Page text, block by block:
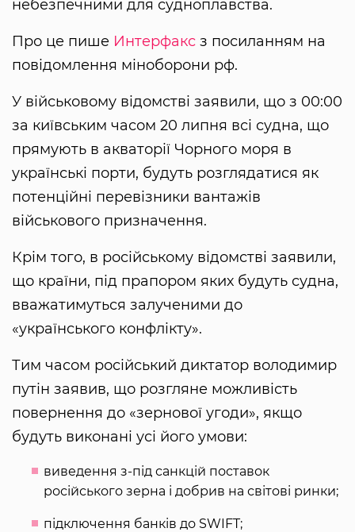
небезпечними для судноплавства.
Про це пише Интерфакс з посиланням на
повідомлення міноборони рф.
У військовому відомстві заявили, що з 00:00
за київським часом 20 липня всі судна, що
прямують в акваторії Чорного моря в
українські порти, будуть розглядатися як
потенційні перевізники вантажів
військового призначення.
Крім того, в російському відомстві заявили,
що країни, під прапором яких будуть судна,
вважатимуться залученими до
«українського конфлікту».
Тим часом російський диктатор володимир
путін заявив, що розгляне можливість
повернення до «зернової угоди», якщо
будуть виконані усі його умови:
виведення з-під санкцій поставок
російського зерна і добрив на світові ринки;
підключення банків до SWIFT;